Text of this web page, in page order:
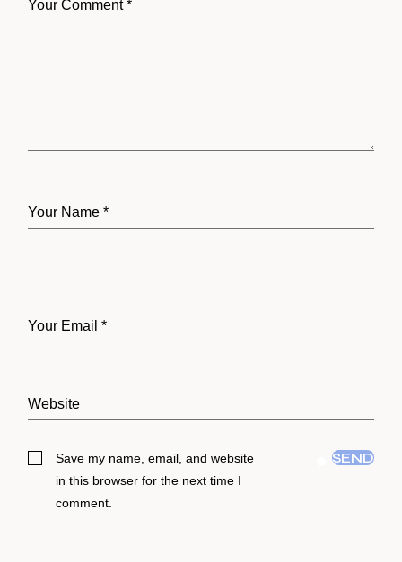
Save my name, email, and website
in this browser for the next time I
comment.
SEND